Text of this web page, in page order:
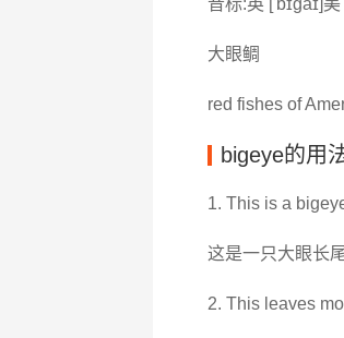
音标:英 ['bɪɡaɪ]美
大眼鲷
red fishes of
bigeye的用
1. This is a
这是一只大眼长
2. This leaves